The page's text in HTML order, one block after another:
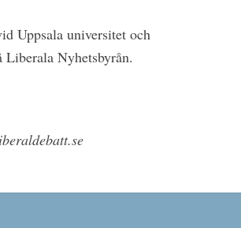
Uppsala universitet och
Liberala Nyhetsbyrån.